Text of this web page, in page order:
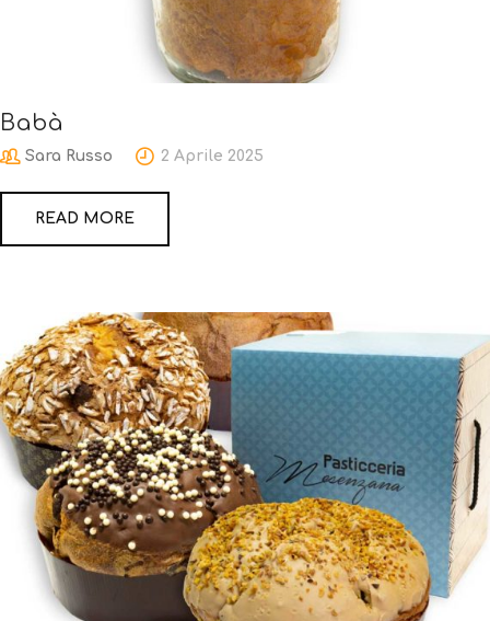
Babà
Sara Russo 2 Aprile 2025
READ MORE